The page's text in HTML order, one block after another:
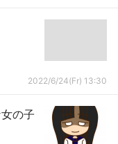
2022/6/24(Fr) 13:30
の子